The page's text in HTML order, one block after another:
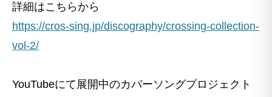
詳細はこちらから
https://cros-sing.jp/discography/crossing-collection-
vol-2/
YouTubeにて展開中のカバーソングプロジェクト